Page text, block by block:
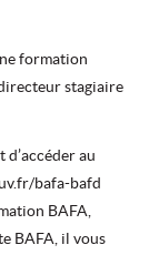
formation
stagiaire
au
bafa-bafd
BAFA,
BAFA, il vous